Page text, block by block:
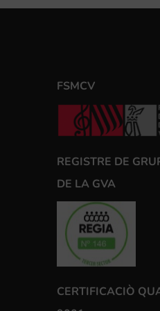
FSMCV
REGISTRE DE
DE LA GVA
CERTIFICACIÒ